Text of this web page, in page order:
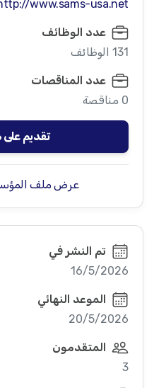
www.sams-usa.net/
عدد الوظائف
131 الوظائف
عدد المناقصات
0 مناقصة
تقديم
عرض ملف
تم النشر في
16/5/2026
الموعد النهائي
20/5/2026
المتقدمون
3